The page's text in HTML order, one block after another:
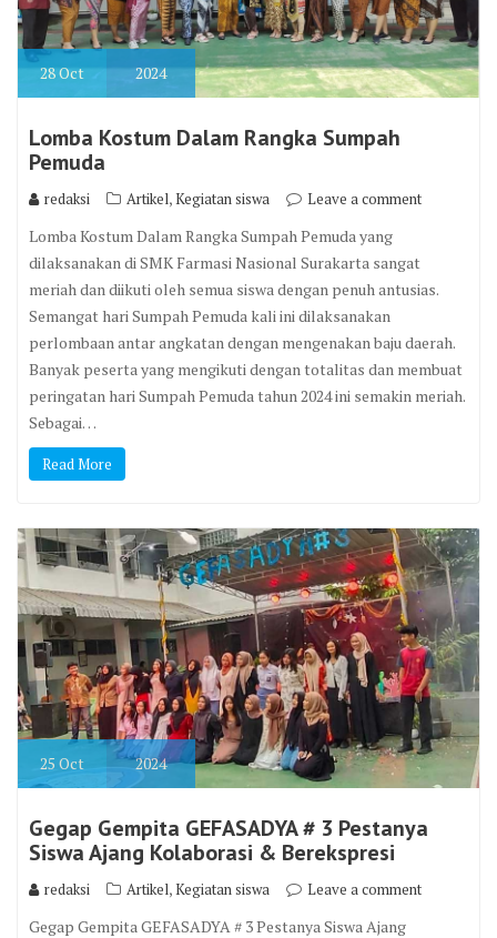
28Oct 2024
Lomba Kostum Dalam Rangka Sumpah
Pemuda
redaksi Artikel,Kegiatan siswa Leave a comment
Lomba Kostum Dalam Rangka Sumpah Pemuda yang
dilaksanakan di SMK Farmasi Nasional Surakarta sangat
meriah dan diikuti oleh semua siswa dengan penuh antusias.
Semangat hari Sumpah Pemuda kali ini dilaksanakan
perlombaan antar angkatan dengan mengenakan baju daerah.
Banyak peserta yang mengikuti dengan totalitas dan membuat
peringatan hari Sumpah Pemuda tahun 2024 ini semakin meriah.
Sebagai…
Read More
25 Oct 2024
Gegap Gempita GEFASADYA # 3 Pestanya
Siswa Ajang Kolaborasi & Berekspresi
redaksi Artikel,Kegiatan siswa Leave a comment
Gegap Gempita GEFASADYA # 3 Pestanya Siswa Ajang